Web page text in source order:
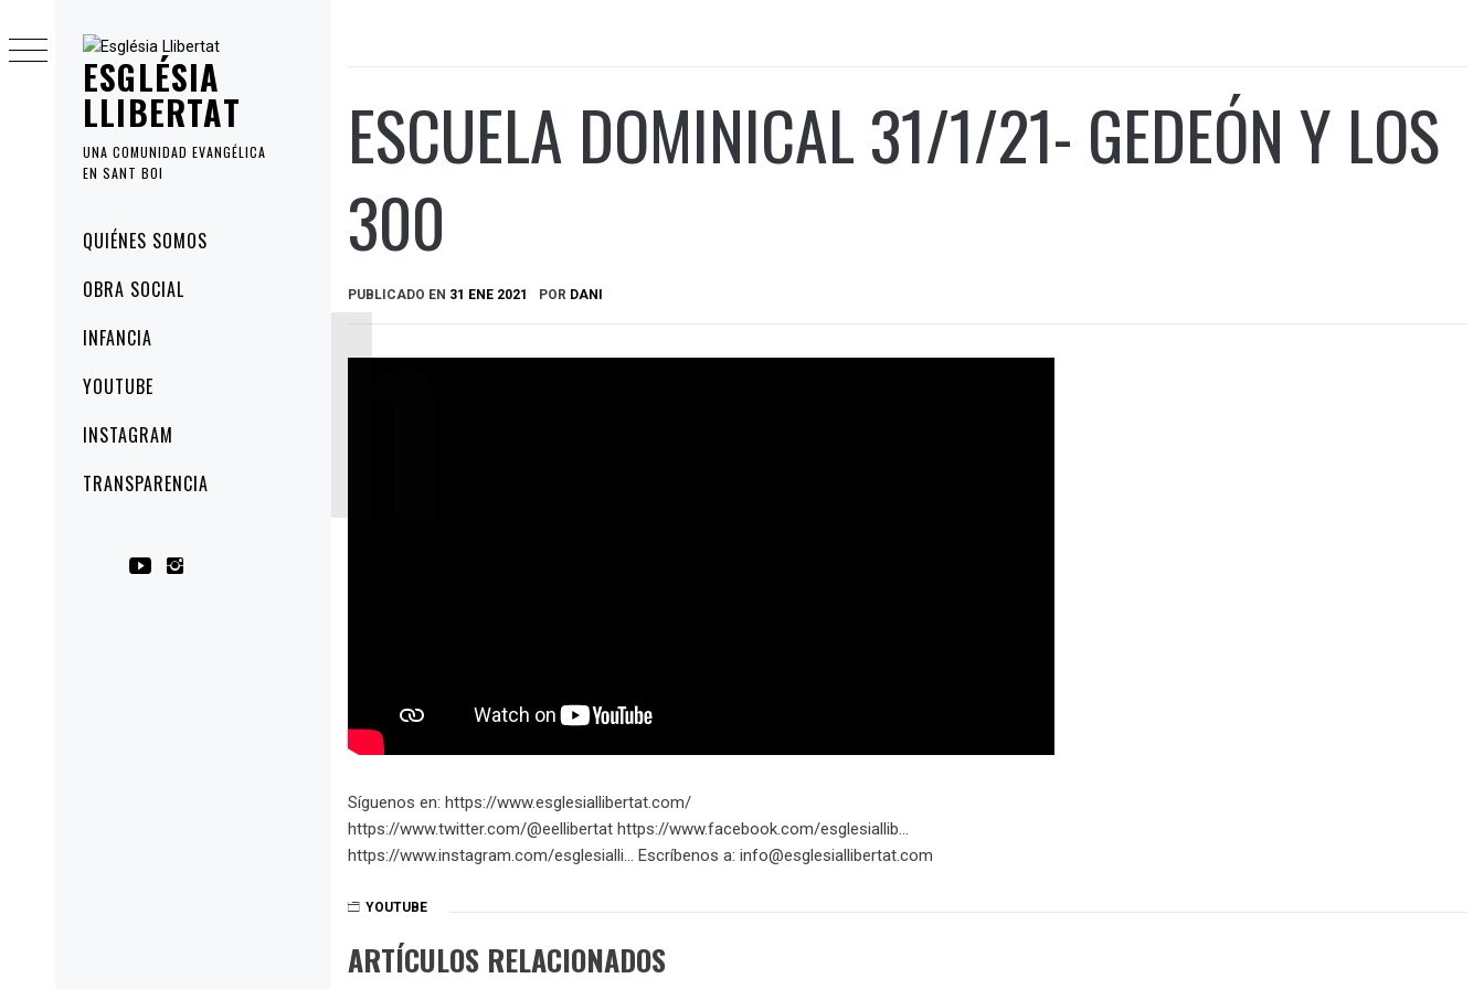
ESGLÉSIA
LLIBERTAT
UNA COMUNIDAD EVANGÉLICA
EN SANT BOI
principal
QUIÉNES SOMOS
OBRA SOCIAL
INFANCIA
YOUTUBE
INSTAGRAM
TRANSPARENCIA
al
contenido
ESCUELA DOMINICAL 31/1/21- GEDEÓN Y LOS
300
PUBLICADO EN 31 ENE 2021 POR DANI
Síguenos en: https://www.esglesiallibertat.com/
https://www.twitter.com/@eellibertat https://www.facebook.com/esglesiallib…
https://www.instagram.com/esglesialli… Escríbenos a: info@esglesiallibertat.com
YOUTUBE
ARTÍCULOS RELACIONADOS